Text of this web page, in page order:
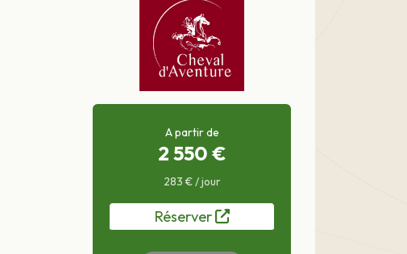
A partir de
2 550 €
283 € / jour
Réserver